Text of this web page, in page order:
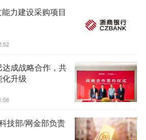
力建设采购项目
成战略合作，共
升级
技部/网金部负责